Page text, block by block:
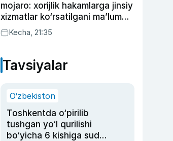
mojaro: xorijlik hakamlarga jinsiy
xizmatlar ko‘rsatilgani ma’lum
qilindi
Kecha, 21:35
Tavsiyalar
O‘zbekiston
Toshkentda o‘pirilib
tushgan yo‘l qurilishi
bo‘yicha 6 kishiga sud